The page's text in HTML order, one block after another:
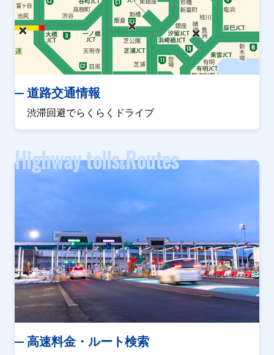
道路交通情報
渋滞回避でらくらくドライブ
Highway tolls&Routes
高速料金・ルート検索